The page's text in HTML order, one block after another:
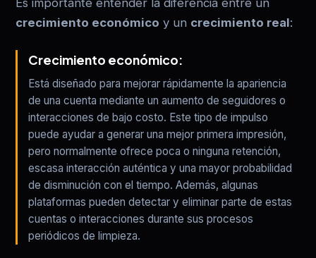
Es importante entender la diferencia entre un
crecimiento económico y un crecimiento real:
Crecimiento económico:
Está diseñado para mejorar rápidamente la apariencia
de una cuenta mediante un aumento de seguidores o
interacciones de bajo costo. Este tipo de impulso
puede ayudar a generar una mejor primera impresión,
pero normalmente ofrece poca o ninguna retención,
escasa interacción auténtica y una mayor probabilidad
de disminución con el tiempo. Además, algunas
plataformas pueden detectar y eliminar parte de estas
cuentas o interacciones durante sus procesos
periódicos de limpieza.